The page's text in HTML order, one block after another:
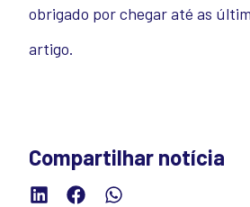
obrigado por chegar até as
artigo.
Compartilhar notícia